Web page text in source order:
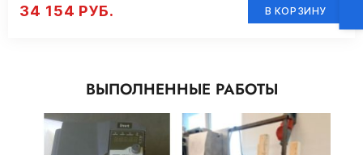
34 154 РУБ. В КОРЗИНУ
ВЫПОЛНЕННЫЕ РАБОТЫ